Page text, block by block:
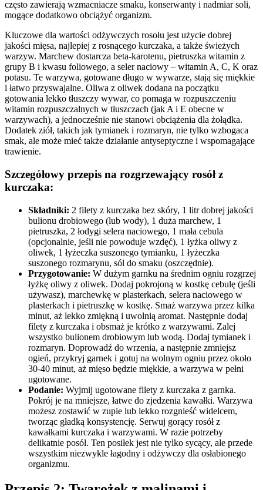
często zawierają wzmacniacze smaku, konserwanty i nadmiar soli,
mogące dodatkowo obciążyć organizm.
Kluczowe dla wartości odżywczych rosołu jest użycie dobrej
jakości mięsa, najlepiej z rosnącego kurczaka, a także świeżych
warzyw. Marchew dostarcza beta-karotenu, pietruszka witamin z
grupy B i kwasu foliowego, a seler naciowy – witamin A, C, K oraz
potasu. Te warzywa, gotowane długo w wywarze, stają się miękkie
i łatwo przyswajalne. Oliwa z oliwek dodana na początku
gotowania lekko tłuszczy wywar, co pomaga w rozpuszczeniu
witamin rozpuszczalnych w tłuszczach (jak A i E obecne w
warzywach), a jednocześnie nie stanowi obciążenia dla żołądka.
Dodatek ziół, takich jak tymianek i rozmaryn, nie tylko wzbogaca
smak, ale może mieć także działanie antyseptyczne i wspomagające
trawienie.
Szczegółowy przepis na rozgrzewający rosół z
kurczaka:
Składniki: 2 filety z kurczaka bez skóry, 1 litr dobrej jakości
bulionu drobiowego (lub wody), 1 duża marchew, 1
pietruszka, 2 łodygi selera naciowego, 1 mała cebula
(opcjonalnie, jeśli nie powoduje wzdęć), 1 łyżka oliwy z
oliwek, 1 łyżeczka suszonego tymianku, 1 łyżeczka
suszonego rozmarynu, sól do smaku (oszczędnie).
Przygotowanie: W dużym garnku na średnim ogniu rozgrzej
łyżkę oliwy z oliwek. Dodaj pokrojoną w kostkę cebulę (jeśli
używasz), marchewkę w plasterkach, selera naciowego w
plasterkach i pietruszkę w kostkę. Smaż warzywa przez kilka
minut, aż lekko zmiękną i uwolnią aromat. Następnie dodaj
filety z kurczaka i obsmaż je krótko z warzywami. Zalej
wszystko bulionem drobiowym lub wodą. Dodaj tymianek i
rozmaryn. Doprowadź do wrzenia, a następnie zmniejsz
ogień, przykryj garnek i gotuj na wolnym ogniu przez około
30-40 minut, aż mięso będzie miękkie, a warzywa w pełni
ugotowane.
Podanie: Wyjmij ugotowane filety z kurczaka z garnka.
Pokrój je na mniejsze, łatwe do zjedzenia kawałki. Warzywa
możesz zostawić w zupie lub lekko rozgnieść widelcem,
tworząc gładką konsystencję. Serwuj gorący rosół z
kawałkami kurczaka i warzywami. W razie potrzeby
delikatnie posól. Ten posiłek jest nie tylko sycący, ale przede
wszystkim niezwykle łagodny i odżywczy dla osłabionego
organizmu.